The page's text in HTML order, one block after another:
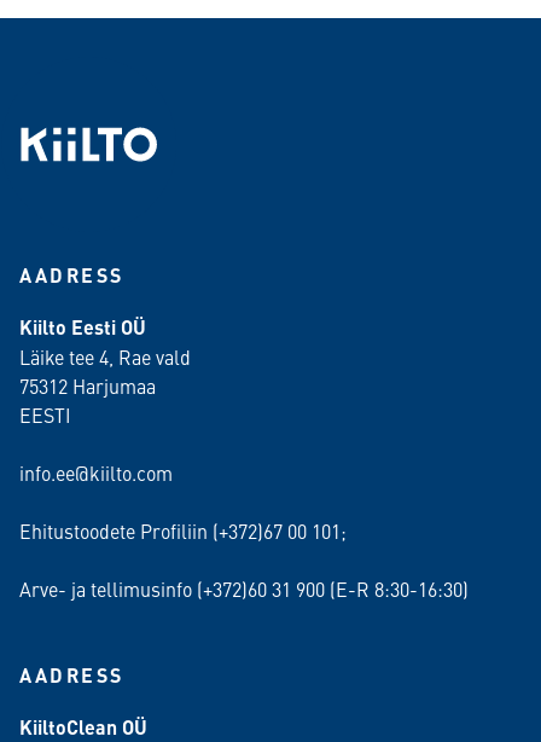
AADRESS
Kiilto Eesti OÜ
Läike tee 4, Rae vald
75312 Harjumaa
EESTI
info.ee@kiilto.com
Ehitustoodete Profiliin (+372)67 00 101;
Arve- ja tellimusinfo (+372)60 31 900 (E-R 8:30-16:30)
AADRESS
KiiltoClean OÜ